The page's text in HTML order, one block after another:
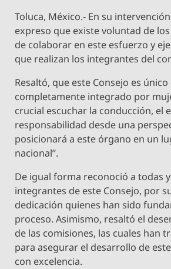
Toluca, México.- En su
expreso que existe voluntad de
de colaborar en este esfuerzo y
que realizan los integrantes del
Resaltó, que este Consejo es
completamente integrado por
crucial escuchar la conducción, el
responsabilidad desde una
posicionará a este órgano en un
nacional”.
De igual forma reconoció a todas
integrantes de este Consejo, por
dedicación quienes han sido
proceso. Asimismo, resaltó el
de las comisiones, las cuales han
para asegurar el desarrollo de
con excelencia.